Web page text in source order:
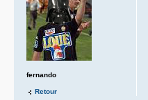
fernando
Retour